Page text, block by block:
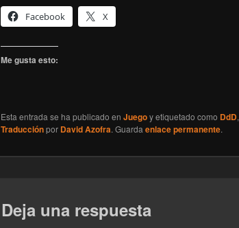
Facebook
X
Me gusta esto:
Esta entrada se ha publicado en Juegoy etiquetado como DdD,
Traducciónpor David Azofra. Guarda enlace permanente.
Deja una respuesta